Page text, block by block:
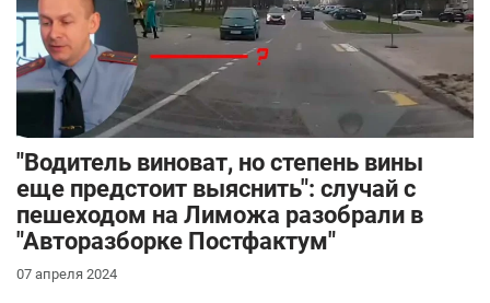
"Водитель виноват, но степень вины
еще предстоит выяснить": случай с
пешеходом на Лиможа разобрали в
"Авторазборке Постфактум"
07 апреля 2024